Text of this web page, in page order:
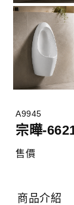
A9945
宗曄-
售價
商品介紹